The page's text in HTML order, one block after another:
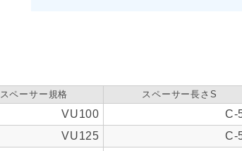
スペーサー規格 スペーサー長さS
VU100 C-
VU125 C-